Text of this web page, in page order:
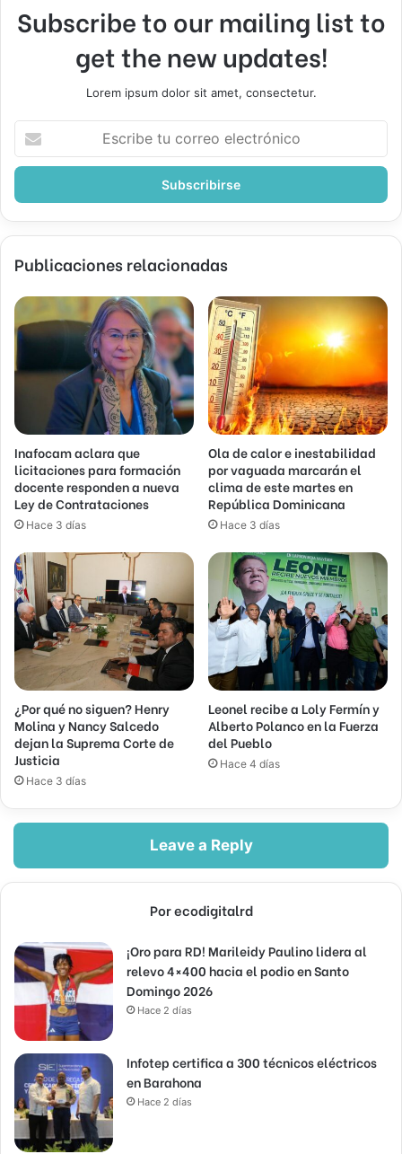
Subscribe to our mailing list to
get the new updates!
Lorem ipsum dolor sit amet, consectetur.
correo
Publicaciones relacionadas
Inafocam aclara que
licitaciones para formación
docente responden a nueva
Ley de Contrataciones
Hace 3 días
Ola de calor e inestabilidad
por vaguada marcarán el
clima de este martes en
República Dominicana
Hace 3 días
¿Por qué no siguen? Henry
Molina y Nancy Salcedo
dejan la Suprema Corte de
Justicia
Hace 3 días
Leonel recibe a Loly Fermín y
Alberto Polanco en la Fuerza
del Pueblo
Hace 4 días
Leave a Reply
Por ecodigitalrd
¡Oro para RD! Marileidy Paulino lidera al
relevo 4×400 hacia el podio en Santo
Domingo 2026
Hace 2 días
Infotep certifica a 300 técnicos eléctricos
en Barahona
Hace 2 días